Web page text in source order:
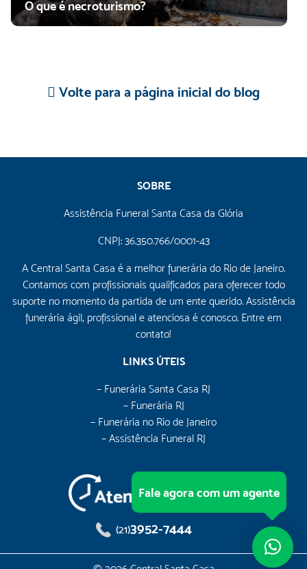
O que é necroturismo?
Volte para a página inicial do blog
SOBRE
Assistência Funeral Santa Casa da Glória
CNPJ: 36.350.766/0001-43
A Central Santa Casa é a melhor funerária do Rio de Janeiro.
Contamos com profissionais qualificados para oferecer todo
suporte no momento da partida de um ente querido. Assistência
funerária ágil, profissional e atenciosa é conosco. Entre em
contato!
LINKS ÚTEIS
– Funerária Santa Casa RJ
– Funerária RJ
– Funerária no Rio de Janeiro
– Assistência Funeral RJ
(21)3952-7444
Fale agora com um agente